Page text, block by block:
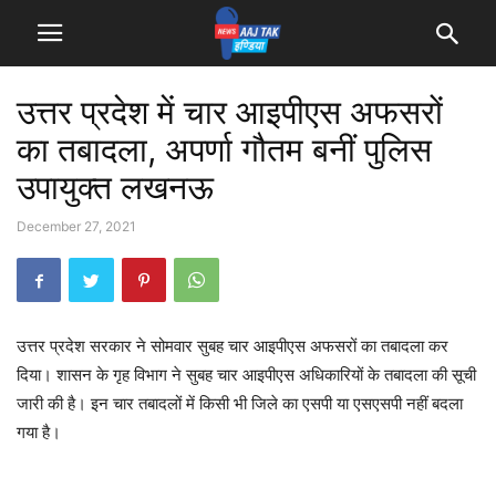
उत्तर प्रदेश में चार आइपीएस अफसरों
का तबादला, अपर्णा गौतम बनीं पुलिस
उपायुक्त लखनऊ
December 27, 2021
उत्तर प्रदेश सरकार ने सोमवार सुबह चार आइपीएस अफसरों का तबादला कर
दिया। शासन के गृह विभाग ने सुबह चार आइपीएस अधिकारियों के तबादला की सूची
जारी की है। इन चार तबादलों में किसी भी जिले का एसपी या एसएसपी नहीं बदला
गया है।